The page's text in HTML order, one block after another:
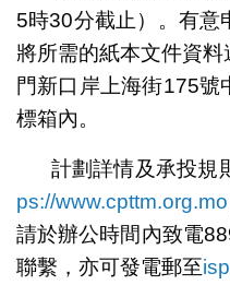
5時30分截止）。有意
將所需的紙本文件資
門新口岸上海街175號
標箱內。
計劃詳情及承投規
ps://www.cpttm.org.mo
請於辦公時間內致電
聯繫，亦可發電郵至